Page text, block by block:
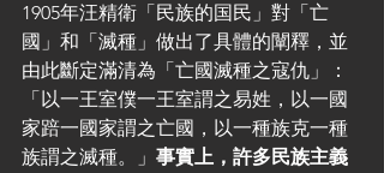
1905年汪精衛「民族的国民」對「亡
國」和「滅種」做出了具體的闡釋，並
由此斷定滿清為「亡國滅種之寇仇」：
「以一王室僕一王室謂之易姓，以一國
家踣一國家謂之亡國，以一種族克一種
族謂之滅種。」 事實上，許多民族主義